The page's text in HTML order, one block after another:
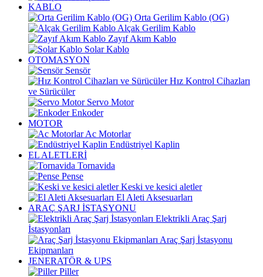
KABLO
Orta Gerilim Kablo (OG)
Alçak Gerilim Kablo
Zayıf Akım Kablo
Solar Kablo
OTOMASYON
Sensör
Hız Kontrol Cihazları
ve Sürücüler
Servo Motor
Enkoder
MOTOR
Ac Motorlar
Endüstriyel Kaplin
EL ALETLERİ
Tornavida
Pense
Keski ve kesici aletler
El Aleti Aksesuarları
ARAÇ ŞARJ İSTASYONU
Elektrikli Araç Şarj
İstasyonları
Araç Şarj İstasyonu
Ekipmanları
JENERATÖR & UPS
Piller